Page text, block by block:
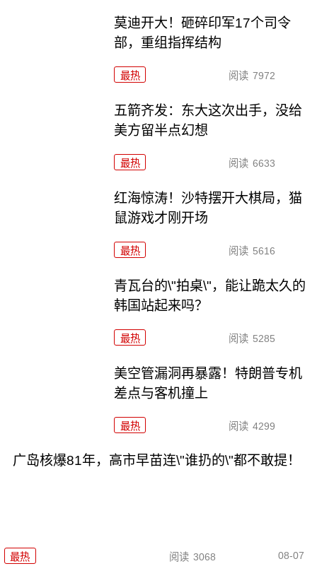
莫迪开大！砸碎印军17个司令
部，重组指挥结构
最热 阅读 7972
五箭齐发：东大这次出手，没给
美方留半点幻想
最热 阅读 6633
红海惊涛！沙特摆开大棋局，猫
鼠游戏才刚开场
最热 阅读 5616
青瓦台的\"拍桌\"，能让跪太久的
韩国站起来吗？
最热 阅读 5285
美空管漏洞再暴露！特朗普专机
差点与客机撞上
最热 阅读 4299
广岛核爆81年，高市早苗连\"谁扔的\"都不敢提！
最热 阅读 3068 08-07